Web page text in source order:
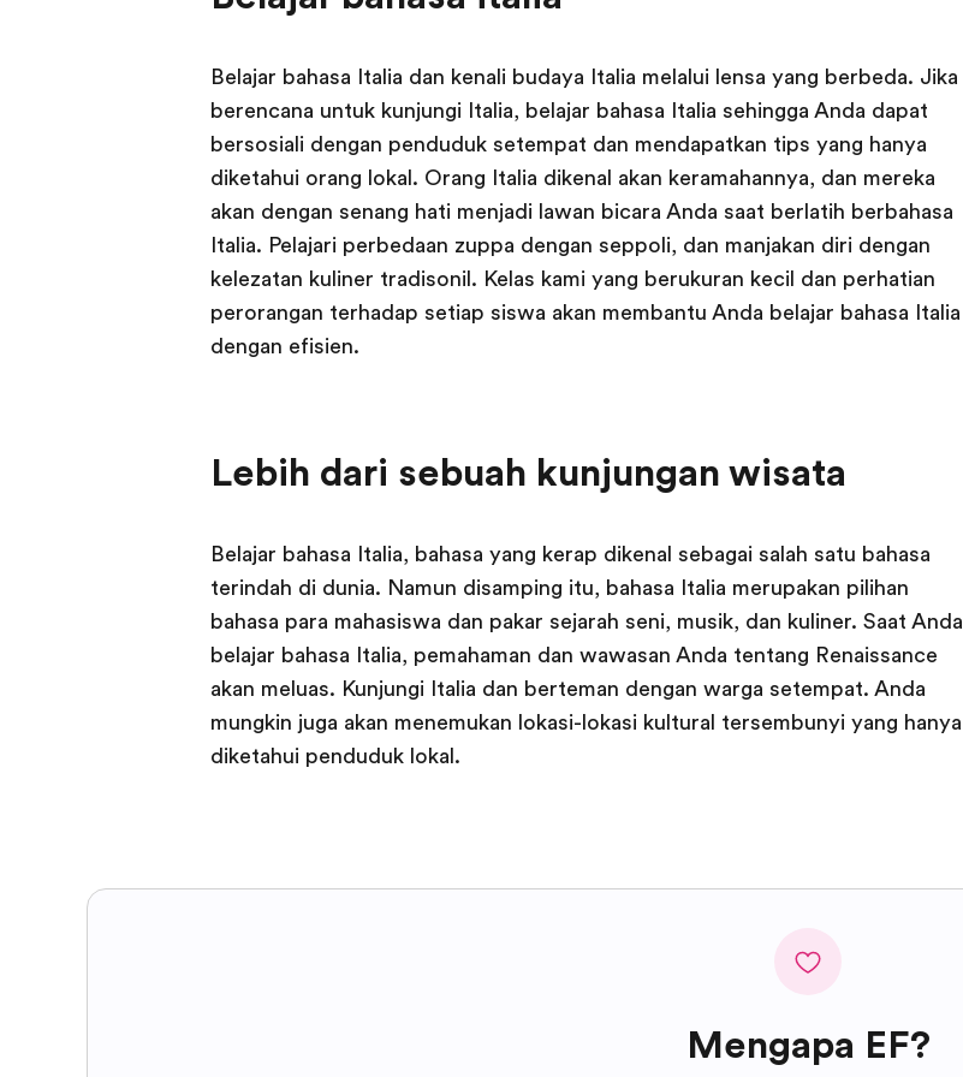
Belajar bahasa Italia dan kenali budaya Italia melalui lensa yang berbeda. Jika
berencana untuk kunjungi Italia, belajar bahasa Italia sehingga Anda dapat
bersosiali dengan penduduk setempat dan mendapatkan tips yang hanya
diketahui orang lokal. Orang Italia dikenal akan keramahannya, dan mereka
akan dengan senang hati menjadi lawan bicara Anda saat berlatih berbahasa
Italia. Pelajari perbedaan zuppa dengan seppoli, dan manjakan diri dengan
kelezatan kuliner tradisonil. Kelas kami yang berukuran kecil dan perhatian
perorangan terhadap setiap siswa akan membantu Anda belajar bahasa Italia
dengan efisien.
Lebih dari sebuah kunjungan wisata
Belajar bahasa Italia, bahasa yang kerap dikenal sebagai salah satu bahasa
terindah di dunia. Namun disamping itu, bahasa Italia merupakan pilihan
bahasa para mahasiswa dan pakar sejarah seni, musik, dan kuliner. Saat Anda
belajar bahasa Italia, pemahaman dan wawasan Anda tentang Renaissance
akan meluas. Kunjungi Italia dan berteman dengan warga setempat. Anda
mungkin juga akan menemukan lokasi-lokasi kultural tersembunyi yang hanya
diketahui penduduk lokal.
Mengapa EF?